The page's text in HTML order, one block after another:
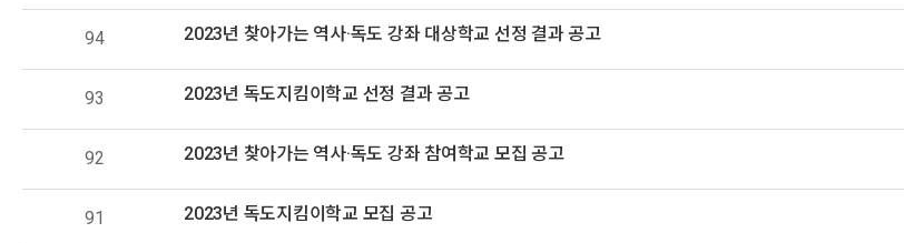
94 2023년 찾아가는 역사·독도 강좌 대상학교 선정 결과 공고
93 2023년 독도지킴이학교 선정 결과 공고
92 2023년 찾아가는 역사·독도 강좌 참여학교 모집 공고
91 2023년 독도지킴이학교 모집 공고